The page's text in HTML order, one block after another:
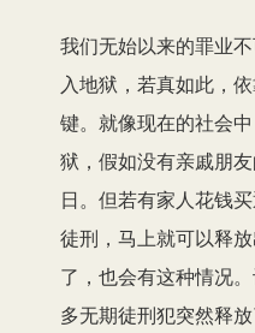
我们无始以来的罪业
入地狱，若真如此，
键。就像现在的社会
狱，假如没有亲戚朋
日。但若有家人花钱
徒刑，马上就可以释
了，也会有这种情况
多无期徒刑犯突然释